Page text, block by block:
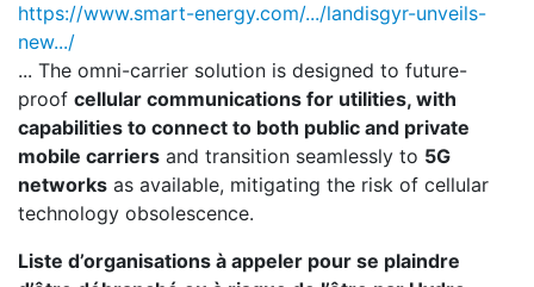
https://www.smart-energy.com/.../landisgyr-unveils-
new.../
... The omni-carrier solution is designed to future-
proof cellular communications for utilities, with
capabilities to connect to both public and private
mobile carriers and transition seamlessly to 5G
networks as available, mitigating the risk of cellular
technology obsolescence.
Liste d’organisations à appeler pour se plaindre